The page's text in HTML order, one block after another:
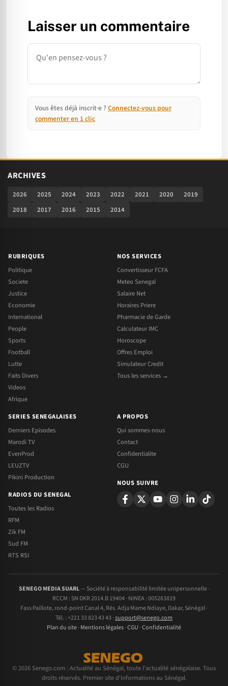
Laisser un commentaire
Commentaire
Vous êtes déjà inscrit·e ? Connectez-vous pour
commenter en 1 clic
ARCHIVES
2026 2025 2024 2023 2022 2021 2020
2019
2018
2017 2016 2015 2014
RUBRIQUES
Politique
Societe
Justice
Economie
International
People
Sports
Football
Lutte
Faits Divers
Videos
Afrique
NOS SERVICES
Convertisseur FCFA
Meteo Senegal
Salaire Net
Horaires Priere
Pharmacie de Garde
Calculateur IMC
Horoscope
Offres Emploi
Simulateur Credit
Tous les services →
SERIES SENEGALAISES
Derniers Episodes
Marodi TV
EvenProd
LEUZTV
Pikini Production
RADIOS DU SENEGAL
Toutes les Radios
RFM
Zik FM
Sud FM
RTS RSI
A PROPOS
Qui sommes-nous
Contact
Confidentialite
CGU
NOUS SUIVRE
SENEGO MEDIA SUARL— Société à responsabilité limitée unipersonnelle ·
RCCM : SN DKR 2014.B 19404 · NINEA : 005263819
Fass Paillote, rond-point Canal 4, Rés. Adja Mame Ndiaye, Dakar, Sénégal ·
Tél. : +221 33 823 43 43 ·support@senego.com
Plan du site· Mentions légales·CGU ·Confidentialité
© 2026 Senego.com : Actualité au Sénégal, toute l'actualité sénégalaise. Tous
droits réservés. Premier site d'informations au Sénégal.